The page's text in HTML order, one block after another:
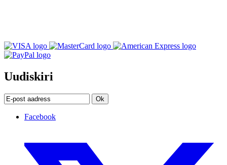
Uudiskiri
Ok
Facebook